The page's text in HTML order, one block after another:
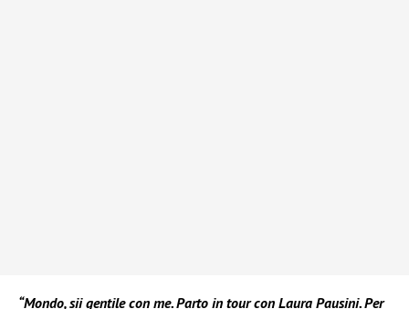
“Mondo, sii gentile con me. Parto in tour con Laura Pausini. Per